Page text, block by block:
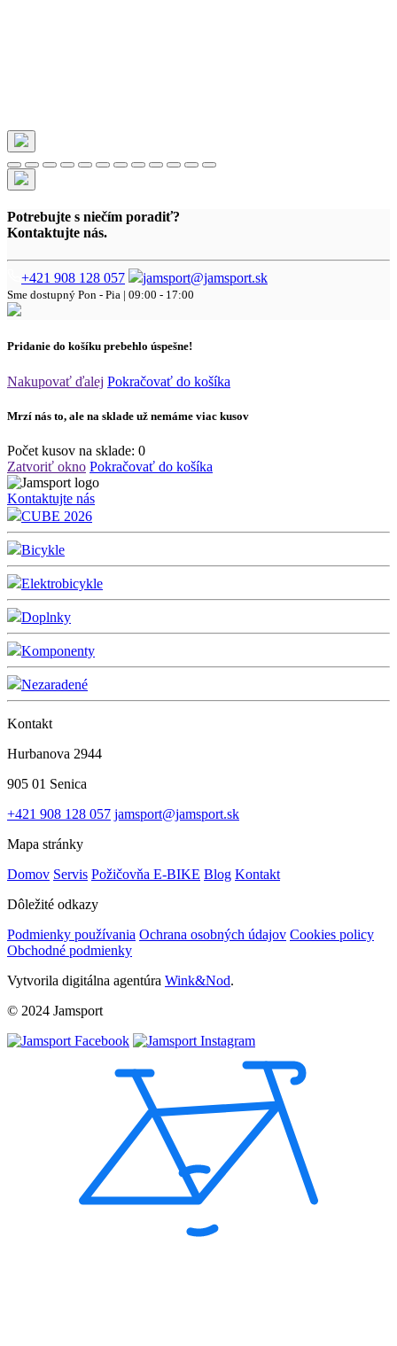
Potrebujte s niečím poradiť?
Kontaktujte nás.
+421 908 128 057 jamsport@jamsport.sk
Sme dostupný Pon - Pia | 09:00 - 17:00
Pridanie do košíku prebehlo úspešne!
Nakupovať ďalej Pokračovať do košíka
Mrzí nás to, ale na sklade už nemáme viac kusov
Počet kusov na sklade: 0
Zatvoriť okno Pokračovať do košíka
Kontaktujte nás
CUBE 2026
Bicykle
Elektrobicykle
Doplnky
Komponenty
Nezaradené
Kontakt
Hurbanova 2944
905 01 Senica
+421 908 128 057 jamsport@jamsport.sk
Mapa stránky
Domov Servis Požičovňa E-BIKE Blog Kontakt
Dôležité odkazy
Podmienky používania Ochrana osobných údajov Cookies policy
Obchodné podmienky
Vytvorila digitálna agentúra Wink&Nod.
© 2024 Jamsport